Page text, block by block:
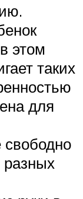
этом
таких
для
разных